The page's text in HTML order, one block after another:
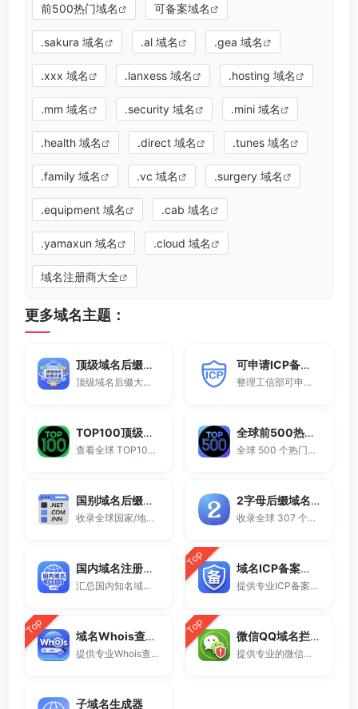
前500热门域名 可备案域名
.sakura 域名 .al 域名 .gea 域名
.xxx 域名 .lanxess 域名 .hosting 域名
.mm 域名 .security 域名 .mini 域名
.health 域名 .direct 域名 .tunes 域名
.family 域名 .vc 域名 .surgery 域名
.equipment 域名 .cab 域名
.yamaxun 域名 .cloud 域名
域名注册商大全
更多域名主题：
顶级域名后缀大全
顶级域名后缀大全收录全球已开放注册的所有TLD后缀，包括gTLD、ccTLD、品牌域名后缀等。
可申请ICP备案域名后缀大全
整理工信部可申请ICP网站备案的域名后缀大全。
TOP100顶级域名后缀排名榜
查看全球 TOP100 域名后缀。
全球前500热门域名后缀排行
全球 500 个热门域名后缀排名，展示注册量排行、是否可备案、适用范围与用途简介，帮助企业与个人在 2025 年快速选择合适的顶级域名。
国别域名后缀大全
收录全球国家/地区代码顶级域名。
2字母后缀域名大全
收录全球 307 个两字符域名后缀。
国内域名注册商大全
汇总国内知名域名注册商与服务平台。
Top 域名ICP备案查询
提供专业ICP备案查询与网站备案信息查询服务，支持域名备案号查询、网站是否备案检测及备案信息快速获取，适用于站长工具、域名检测与SEO分析。
Top 域名Whois查询工具
提供专业Whois查询与域名信息查询服务，支持查询域名注册信息、注册商、到期时间及DNS记录，适用于域名检测、SEO分析及站长工具使用。
Top 微信QQ域名拦截检测
提供专业的微信拦截检测、QQ拦截检测、域名被墙检测服务，一键查询网站是否被封、被拦截或被限制访问。
子域名生成器